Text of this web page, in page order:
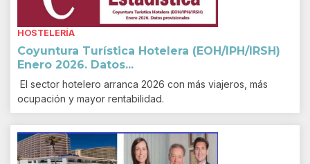
HOSTELERÍA
Coyuntura Turística Hotelera (EOH/IPH/IRSH)
Enero 2026. Datos...
El sector hotelero arranca 2026 con más viajeros, más
ocupación y mayor rentabilidad.